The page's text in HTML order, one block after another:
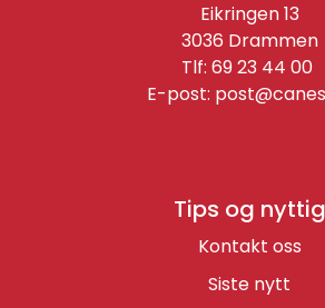
Tips og nyttig
Kontakt oss
Siste nytt
Eikringen 13
3036 Drammen
Tlf: 69 23 44 00
E-post: